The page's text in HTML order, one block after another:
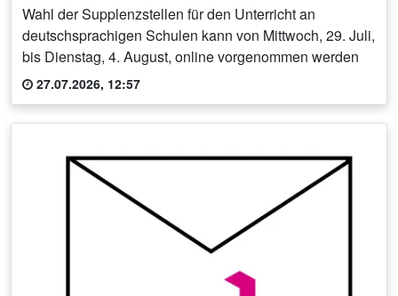
Wahl der Supplenzstellen für den Unterricht an
deutschsprachigen Schulen kann von Mittwoch, 29. Juli,
bis Dienstag, 4. August, online vorgenommen werden
27.07.2026, 12:57